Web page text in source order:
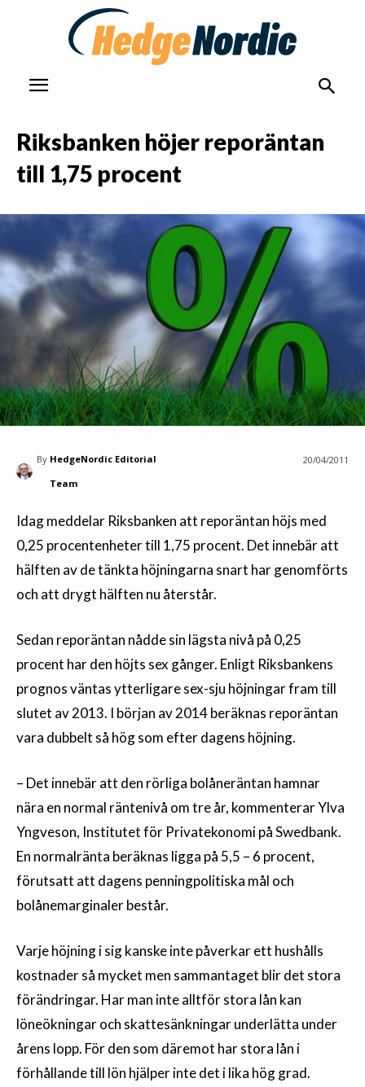
Riksbanken höjer reporäntan
till 1,75 procent
By HedgeNordic Editorial
Team
20/04/2011
Idag meddelar Riksbanken att reporäntan höjs med
0,25 procentenheter till 1,75 procent. Det innebär att
hälften av de tänkta höjningarna snart har genomförts
och att drygt hälften nu återstår.
Sedan reporäntan nådde sin lägsta nivå på 0,25
procent har den höjts sex gånger. Enligt Riksbankens
prognos väntas ytterligare sex-sju höjningar fram till
slutet av 2013. I början av 2014 beräknas reporäntan
vara dubbelt så hög som efter dagens höjning.
– Det innebär att den rörliga bolåneräntan hamnar
nära en normal räntenivå om tre år, kommenterar Ylva
Yngveson, Institutet för Privatekonomi på Swedbank.
En normalränta beräknas ligga på 5,5 – 6 procent,
förutsatt att dagens penningpolitiska mål och
bolånemarginaler består.
Varje höjning i sig kanske inte påverkar ett hushålls
kostnader så mycket men sammantaget blir det stora
förändringar. Har man inte alltför stora lån kan
löneökningar och skattesänkningar underlätta under
årens lopp. För den som däremot har stora lån i
förhållande till lön hjälper inte det i lika hög grad.